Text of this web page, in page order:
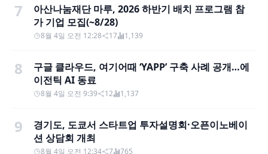
7
아산나눔재단 마루, 2026 하반기 배치 프로그램 참
가 기업 모집(~8/28)
8월 4일 오전 12:28 17 1,139
8
구글 클라우드, 여기어때 ‘YAPP’ 구축 사례 공개…에
이전틱 AI 동료
8월 4일 오전 9:39 12 1,137
9
경기도, 도쿄서 스타트업 투자설명회·오픈이노베이
션 상담회 개최
8월 4일 오전 12:34 7 765